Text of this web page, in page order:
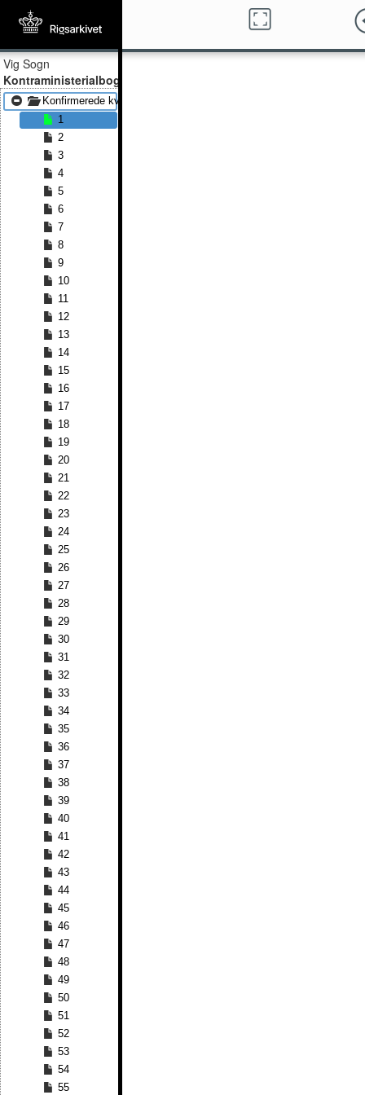
Vig Sogn
Kontraministerialbog
Konfirmerede kvinder 1830 - Konfirmerede kvinder 1847
1
2
3
4
5
6
7
8
9
10
11
12
13
14
15
16
17
18
19
20
21
22
23
24
25
26
27
28
29
30
31
32
33
34
35
36
37
38
39
40
41
42
43
44
45
46
47
48
49
50
51
52
53
54
55